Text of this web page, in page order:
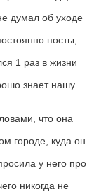
думал об уходе
посты,
1 раз в жизни
знает нашу
что она
городе, куда он
у него про
никогда не